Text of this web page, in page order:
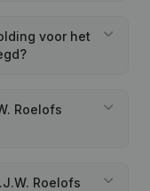
voor het
Roelofs
Roelofs